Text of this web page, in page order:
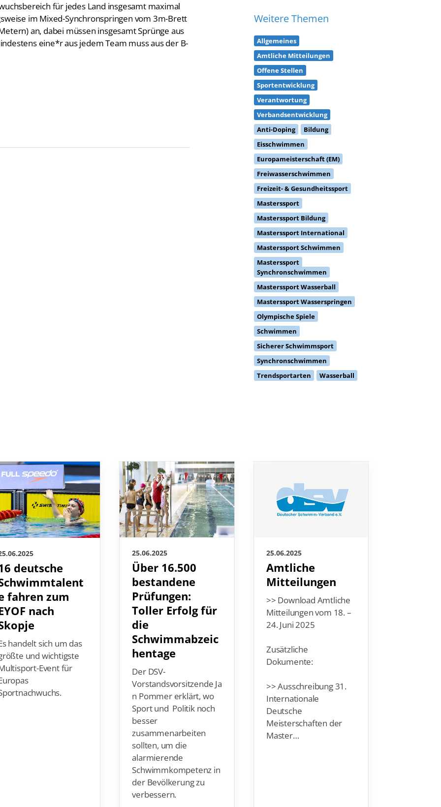
für jedes Land insgesamt maximal
im Mixed-Synchronspringen vom 3m-Brett
an, dabei müssen insgesamt Sprünge aus
eine*r aus jedem Team muss aus der B-
Weitere Themen
Allgemeines
Amtliche Mitteilungen
Offene Stellen
Sportentwicklung
Verantwortung
Verbandsentwicklung
Anti-Doping
Bildung
Eisschwimmen
Europameisterschaft (EM)
Freiwasserschwimmen
Freizeit- & Gesundheitssport
Masterssport
Masterssport Bildung
Masterssport International
Masterssport Schwimmen
Masterssport
Synchronschwimmen
Masterssport Wasserball
Masterssport Wasserspringen
Olympische Spiele
Schwimmen
Sicherer Schwimmsport
Synchronschwimmen
Trendsportarten
Wasserball
deutsche
fahren zum
nach
handelt sich um das
und wichtigste
Event für
25.06.2025
Über 16.500
bestandene
Prüfungen:
Toller Erfolg für
die
Schwimmabzeic
hentage
Der DSV-
Vorstandsvorsitzende Ja
n Pommer erklärt, wo
Sport und Politik noch
besser
zusammenarbeiten
sollten, um die
alarmierende
Schwimmkompetenz in
der Bevölkerung zu
verbessern.
25.06.2025
Amtliche
Mitteilungen
>> Download Amtliche
Mitteilungen vom 18. –
24. Juni 2025
Zusätzliche
Dokumente:
>> Ausschreibung 31.
Internationale
Deutsche
Meisterschaften der
Master…